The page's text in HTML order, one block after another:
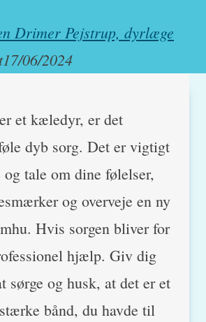
Drimer Pejstrup, dyrlæge
17/06/2024
et kæledyr, er det
dyb sorg. Det er vigtigt
og tale om dine følelser,
og overveje en ny
Hvis sorgen bliver for
hjælp. Giv dig
sørge og husk, at det er et
bånd, du havde til